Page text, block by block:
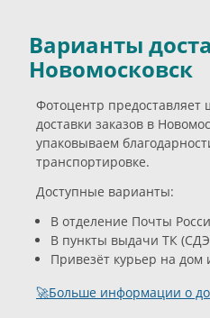
Варианты
Новомосковск
Фотоцентр предоставляет
доставки заказов в
упаковываем
транспортировке.
Доступные варианты:
В отделение Почты
В пункты выдачи ТК
Привезёт курьер на дом
🚀Больше информации о